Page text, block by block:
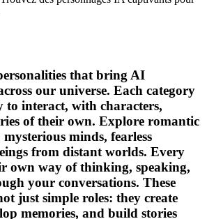
that bring AI
our universe. Each category
to interact, with characters,
of their own. Explore romantic
mysterious minds, fearless
from distant worlds. Every
own way of thinking, speaking,
your conversations. These
just simple roles: they create
memories, and build stories